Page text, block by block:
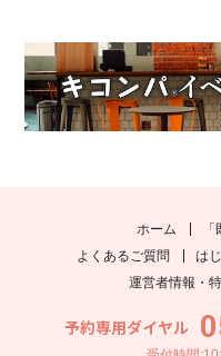
ホーム
よくあるご質問
は
運営者情報・
予約専用ダイヤル